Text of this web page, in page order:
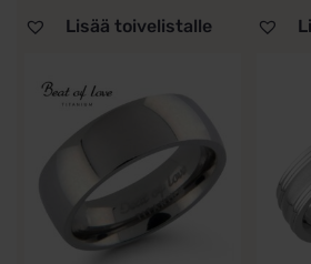
Lisää toivelistalle
tuotteella
useampi
muunnelma.
Voit
valinnat
tuotteen
sivulla.
tehdä
valinnat
tuotteen